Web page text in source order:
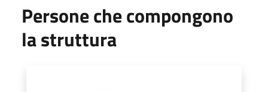
Persone che compongono
la struttura